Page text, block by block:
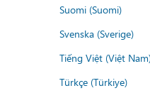
Suomi (Suomi)
Svenska (Sverige)
Tiếng Việt (Việt
Türkçe (Türkiye)